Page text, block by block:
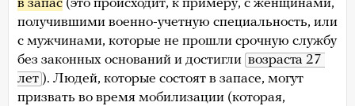
в запас (это происходит, к примеру, с женщинами,
получившими военно-учетную специальность, или
с мужчинами, которые не прошли срочную службу
без законных оснований и достигли возраста 27
лет ). Людей, которые состоят в запасе, могут
призвать во время мобилизации (которая,